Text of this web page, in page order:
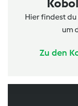
Hier findest
um
Zu den